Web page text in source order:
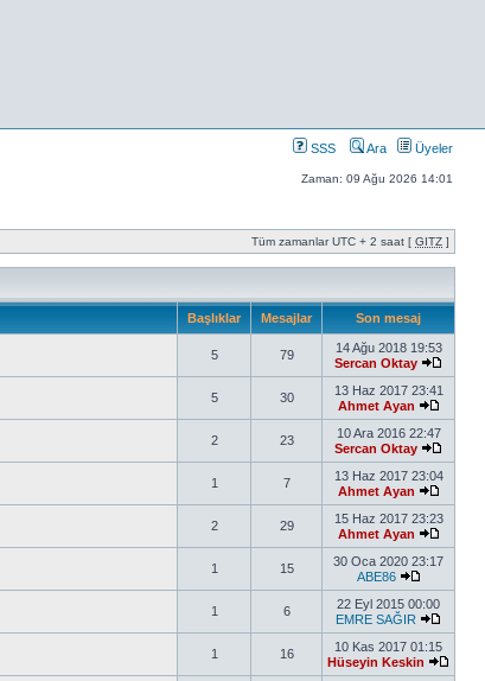
SSS Ara Üyeler
Zaman: 09 Ağu 2026 14:01
Tüm zamanlar UTC + 2 saat [ GITZ ]
Başlıklar Mesajlar Son mesaj
5 79
14 Ağu 2018 19:53
Sercan Oktay
5 30
13 Haz 2017 23:41
Ahmet Ayan
2 23
10 Ara 2016 22:47
Sercan Oktay
1 7
13 Haz 2017 23:04
Ahmet Ayan
2 29
15 Haz 2017 23:23
Ahmet Ayan
1 15
30 Oca 2020 23:17
ABE86
1 6
22 Eyl 2015 00:00
EMRE SAĞIR
1 16
10 Kas 2017 01:15
Hüseyin Keskin